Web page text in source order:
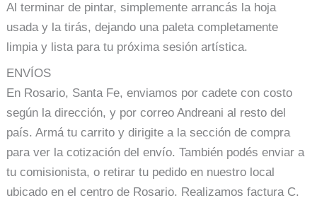
Al terminar de pintar, simplemente arrancás la hoja
usada y la tirás, dejando una paleta completamente
limpia y lista para tu próxima sesión artística.
ENVÍOS
En Rosario, Santa Fe, enviamos por cadete con costo
según la dirección, y por correo Andreani al resto del
país. Armá tu carrito y dirigite a la sección de compra
para ver la cotización del envío. También podés enviar a
tu comisionista, o retirar tu pedido en nuestro local
ubicado en el centro de Rosario. Realizamos factura C.